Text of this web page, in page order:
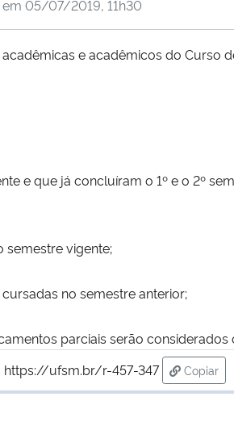
05/07/2019, 11h30
e acadêmicos do Curso
e que já concluíram o 1º e o 2º
semestre vigente;
no semestre anterior;
parciais serão
https://ufsm.br/r-457-347
Copiar
para